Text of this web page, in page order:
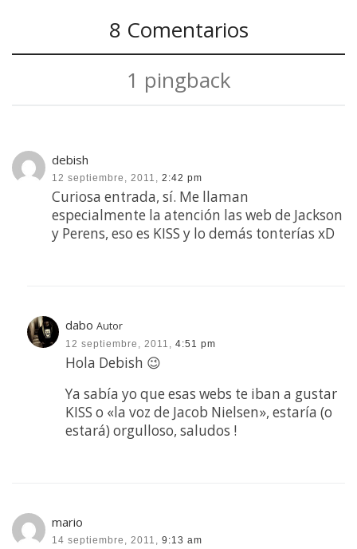
8 Comentarios
1 pingback
debish
12 septiembre, 2011, 2:42 pm
Curiosa entrada, sí. Me llaman
especialmente la atención las web de Jackson
y Perens, eso es KISS y lo demás tonterías xD
dabo Autor
12 septiembre, 2011, 4:51 pm
Hola Debish 😉
Ya sabía yo que esas webs te iban a gustar
KISS o «la voz de Jacob Nielsen», estaría (o
estará) orgulloso, saludos !
mario
14 septiembre, 2011, 9:13 am